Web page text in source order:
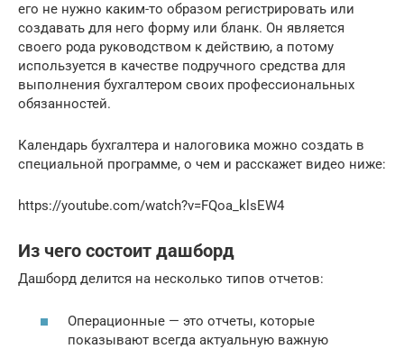
его не нужно каким-то образом регистрировать или
создавать для него форму или бланк. Он является
своего рода руководством к действию, а потому
используется в качестве подручного средства для
выполнения бухгалтером своих профессиональных
обязанностей.
Календарь бухгалтера и налоговика можно создать в
специальной программе, о чем и расскажет видео ниже:
https://youtube.com/watch?v=FQoa_klsEW4
Из чего состоит дашборд
Дашборд делится на несколько типов отчетов:
Операционные — это отчеты, которые
показывают всегда актуальную важную